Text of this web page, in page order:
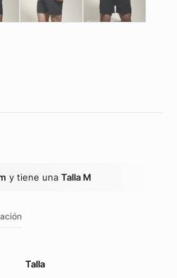
y tiene una Talla M
Talla